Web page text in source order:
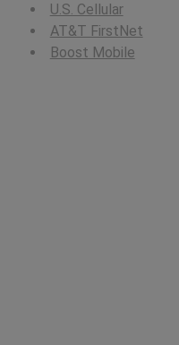
U.S. Cellular
AT&T FirstNet
Boost Mobile